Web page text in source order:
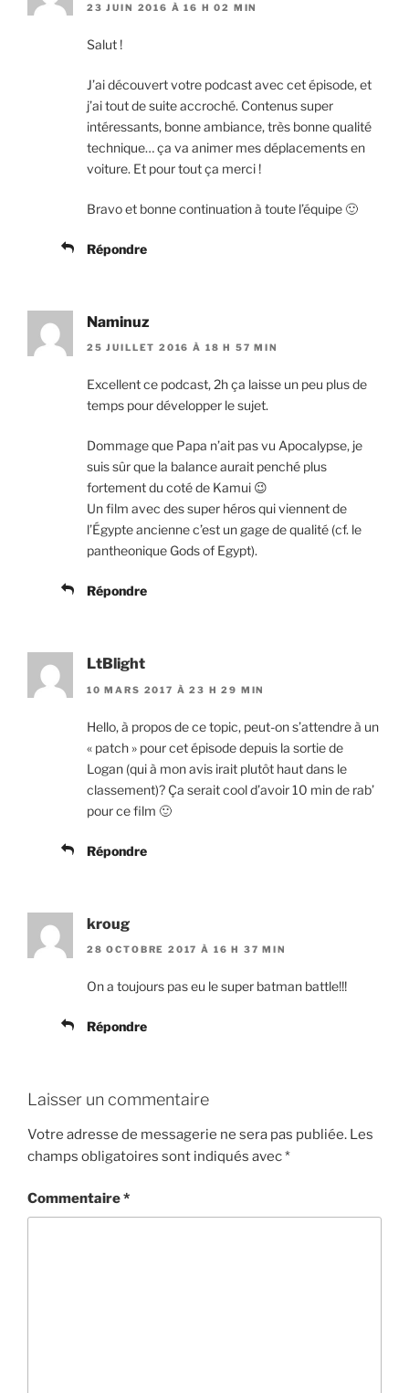
23 JUIN 2016 À 16 H 02 MIN
Salut !
J’ai découvert votre podcast avec cet épisode, et
j’ai tout de suite accroché. Contenus super
intéressants, bonne ambiance, très bonne qualité
technique… ça va animer mes déplacements en
voiture. Et pour tout ça merci !
Bravo et bonne continuation à toute l’équipe 🙂
Répondre
Naminuz
25 JUILLET 2016 À 18 H 57 MIN
Excellent ce podcast, 2h ça laisse un peu plus de
temps pour développer le sujet.
Dommage que Papa n’ait pas vu Apocalypse, je
suis sûr que la balance aurait penché plus
fortement du coté de Kamui 😉
Un film avec des super héros qui viennent de
l’Égypte ancienne c’est un gage de qualité (cf. le
pantheonique Gods of Egypt).
Répondre
LtBlight
10 MARS 2017 À 23 H 29 MIN
Hello, à propos de ce topic, peut-on s’attendre à un
« patch » pour cet épisode depuis la sortie de
Logan (qui à mon avis irait plutôt haut dans le
classement)? Ça serait cool d’avoir 10 min de rab’
pour ce film 🙂
Répondre
kroug
28 OCTOBRE 2017 À 16 H 37 MIN
On a toujours pas eu le super batman battle!!!
Répondre
Laisser un commentaire
Votre adresse de messagerie ne sera pas publiée. Les
champs obligatoires sont indiqués avec*
Commentaire*